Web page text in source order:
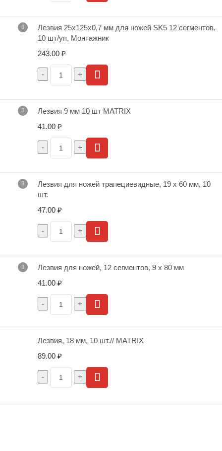
Лезвия 25x125x0,7 мм для ножей SK5 12 сегментов,
10 шт/уп, Монтажник
243.00 ₽
Лезвия 9 мм 10 шт MATRIX
41.00 ₽
Лезвия для ножей трапециевидные, 19 х 60 мм, 10
шт.
47.00 ₽
Лезвия для ножей, 12 сегментов, 9 х 80 мм
41.00 ₽
Лезвия, 18 мм, 10 шт.// MATRIX
89.00 ₽